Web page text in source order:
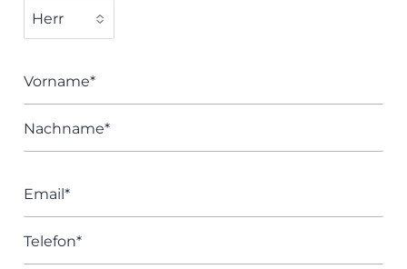
Vorname*
Nachname*
Email*
Telefon*